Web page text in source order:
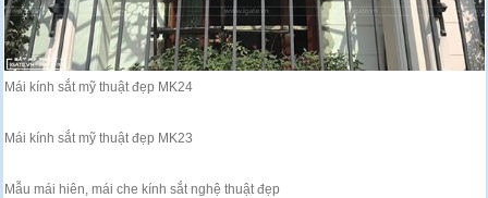
Mái kính sắt mỹ thuật đẹp MK24
Mái kính sắt mỹ thuật đẹp MK23
Mẫu mái hiên, mái che kính sắt nghệ thuật đẹp